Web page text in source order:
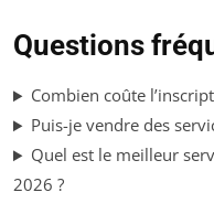
Questions
Combien coûte
Puis-je vendre des
Quel est le meilleur
2026 ?